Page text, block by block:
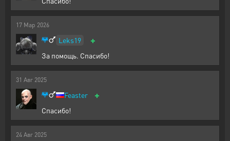
17 Мар 2026
Leks19 +
За помощь. Спасибо!
31 Авг 2025
Feaster +
Спасибо!
24 Авг 2025